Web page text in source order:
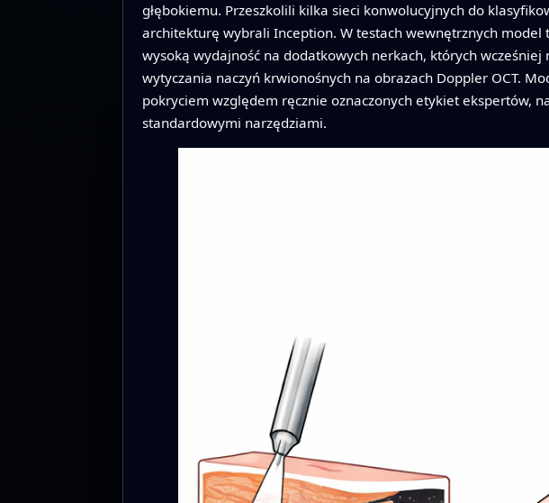
głębokiemu. Przeszkolili kilka sieci konwolucyjnych do
architekturę wybrali Inception. W testach wewnętrznych model
wysoką wydajność na dodatkowych nerkach, których
wytyczania naczyń krwionośnych na obrazach Doppler OCT.
pokryciem względem ręcznie oznaczonych etykiet ekspertów,
standardowymi narzędziami.